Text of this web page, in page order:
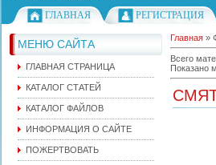
ГЛАВНАЯ
РЕГИСТРАЦИЯ
МЕНЮ САЙТА
ГЛАВНАЯ СТРАНИЦА
КАТАЛОГ СТАТЕЙ
КАТАЛОГ ФАЙЛОВ
ИНФОРМАЦИЯ О САЙТЕ
ПОЖЕРТВОВАТЬ
Главная »
Всего
Показано